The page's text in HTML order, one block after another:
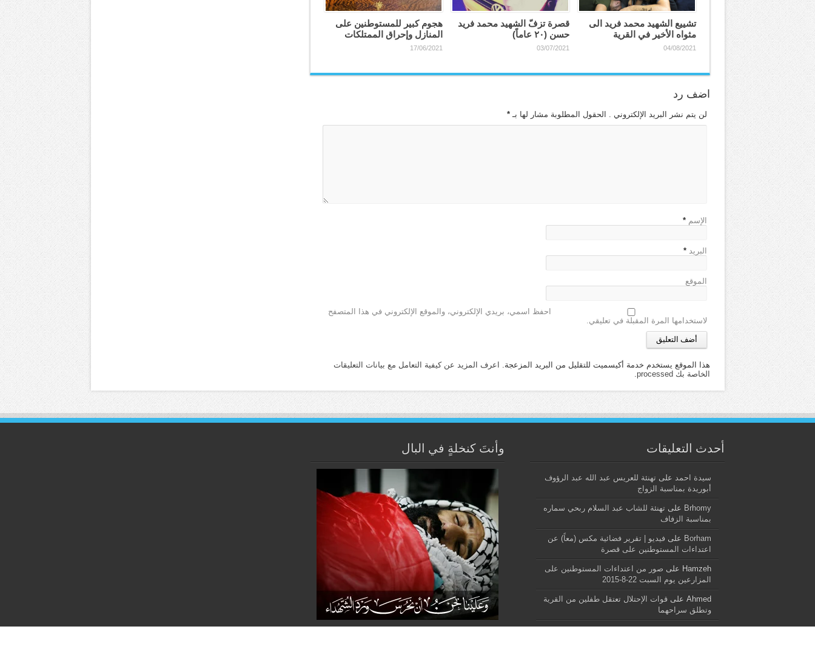
تشييع الشهيد محمد فريد الى
مثواه الأخير في القرية
04/08/2021
قصرة تزفّ الشهيد محمد فريد
حسن (٢٠ عاماً)
03/07/2021
هجوم كبير للمستوطنين على
المنازل وإحراق الممتلكات
17/06/2021
اضف رد
لن يتم نشر البريد الإلكتروني . الحقول المطلوبة مشار لها بـ*
الإسم *
البريد *
الموقع
احفظ اسمي، بريدي الإلكتروني، والموقع الإلكتروني في هذا المتصفح
لاستخدامها المرة المقبلة في تعليقي.
هذا الموقع يستخدم خدمة أكيسميت للتقليل من البريد المزعجة.
اعرف المزيد عن كيفية التعامل مع بيانات التعليقات
الخاصة بك processed
.
أحدث التعليقات
سيدة احمد على تهنئة للعريس عبد الله عبد الرؤوف
أبوريدة بمناسبة الزواج
Brhomy على تهنئة للشاب عبد السلام ربحي سماره
بمناسبة الزفاف
Borham علىفيديو | تقرير فضائية مكس (معاً) عن
اعتداءات المستوطنين على قصرة
Hamzeh على صور من اعتداءات المستوطنين على
المزارعين يوم السبت 22-8-2015
Ahmed علىقوات الإحتلال تعتقل طفلين من القرية
وتطلق سراحهما
وأنتَ كنخلةٍ في البال